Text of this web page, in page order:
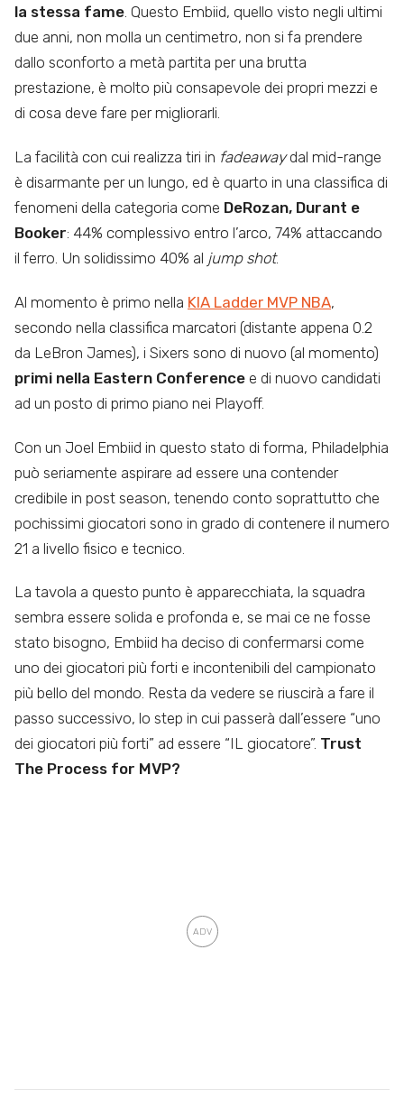
la stessa fame. Questo Embiid, quello visto negli ultimi
due anni, non molla un centimetro, non si fa prendere
dallo sconforto a metà partita per una brutta
prestazione, è molto più consapevole dei propri mezzi e
di cosa deve fare per migliorarli.
La facilità con cui realizza tiri in fadeawaydal mid-range
è disarmante per un lungo, ed è quarto in una classifica di
fenomeni della categoria come DeRozan, Durant e
Booker: 44% complessivo entro l’arco, 74% attaccando
il ferro. Un solidissimo 40% al jump shot.
Al momento è primo nella KIA Ladder MVP NBA,
secondo nella classifica marcatori (distante appena 0.2
da LeBron James), i Sixers sono di nuovo (al momento)
primi nella Eastern Conference e di nuovo candidati
ad un posto di primo piano nei Playoff.
Con un Joel Embiid in questo stato di forma, Philadelphia
può seriamente aspirare ad essere una contender
credibile in post season, tenendo conto soprattutto che
pochissimi giocatori sono in grado di contenere il numero
21 a livello fisico e tecnico.
La tavola a questo punto è apparecchiata, la squadra
sembra essere solida e profonda e, se mai ce ne fosse
stato bisogno, Embiid ha deciso di confermarsi come
uno dei giocatori più forti e incontenibili del campionato
più bello del mondo. Resta da vedere se riuscirà a fare il
passo successivo, lo step in cui passerà dall’essere “uno
dei giocatori più forti” ad essere “IL giocatore”. Trust
The Process for MVP?